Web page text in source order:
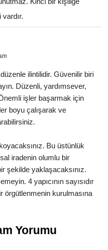
ilintilidir. Güvenilir biri
Düzenli, yardımsever,
işler başarmak için
boyu çalışarak ve
Bu üstünlük
iradenin olumlu bir
şekilde yaklaşacaksınız.
4 yapıcının sayısıdır
örgütlenmenin kurulmasına
Yorumu